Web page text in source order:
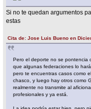
Si no te quedan argumentos
estas
Cita de: Jose Luis Bueno en
Pero el deporte no se pontencia
que algunas federaciones lo
pero te encuentras casos como
chasco, y luego hay otros como
realmente no transmite al
profesionales y ya está.